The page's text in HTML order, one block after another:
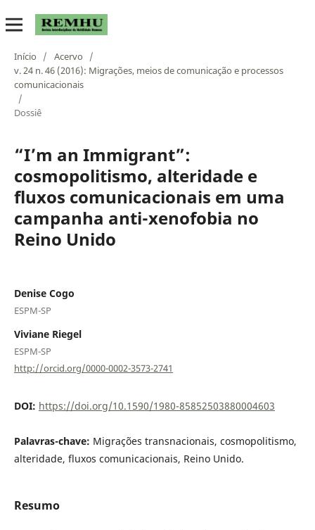
Início / Acervo
/
v. 24 n. 46 (2016): Migrações, meios de comunicação e processos
comunicacionais
/
Dossiê
“I’m an Immigrant”:
cosmopolitismo, alteridade e
fluxos comunicacionais em uma
campanha anti-xenofobia no
Reino Unido
Denise Cogo
ESPM-SP
Viviane Riegel
ESPM-SP
http://orcid.org/0000-0002-3573-2741
DOI: https://doi.org/10.1590/1980-85852503880004603
Palavras-chave: Migrações transnacionais, cosmopolitismo,
alteridade, fluxos comunicacionais, Reino Unido.
Resumo